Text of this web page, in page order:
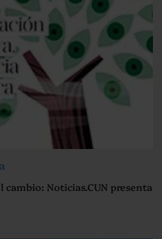
cambio: Noticias.CUN presenta